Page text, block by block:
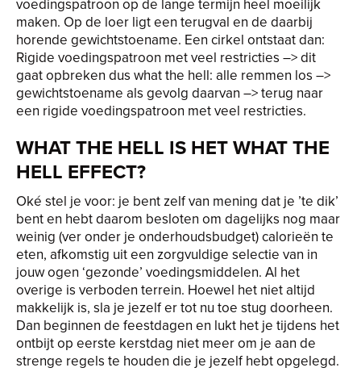
voedingspatroon op de lange termijn heel moeilijk
maken. Op de loer ligt een terugval en de daarbij
horende gewichtstoename. Een cirkel ontstaat dan:
Rigide voedingspatroon met veel restricties –> dit
gaat opbreken dus what the hell: alle remmen los –>
gewichtstoename als gevolg daarvan –> terug naar
een rigide voedingspatroon met veel restricties.
WHAT THE HELL IS HET WHAT THE
HELL EFFECT?
Oké stel je voor: je bent zelf van mening dat je ’te dik’
bent en hebt daarom besloten om dagelijks nog maar
weinig (ver onder je onderhoudsbudget) calorieën te
eten, afkomstig uit een zorgvuldige selectie van in
jouw ogen ‘gezonde’ voedingsmiddelen. Al het
overige is verboden terrein. Hoewel het niet altijd
makkelijk is, sla je jezelf er tot nu toe stug doorheen.
Dan beginnen de feestdagen en lukt het je tijdens het
ontbijt op eerste kerstdag niet meer om je aan de
strenge regels te houden die je jezelf hebt opgelegd.